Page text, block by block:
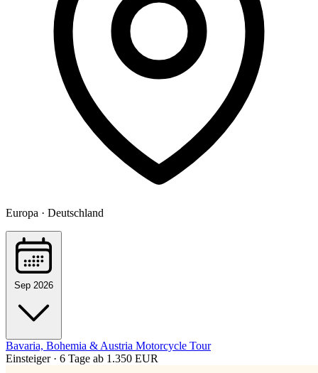
Europa · Deutschland
Sep 2026
Bavaria, Bohemia & Austria Motorcycle Tour
Einsteiger · 6 Tage ab 1.350 EUR